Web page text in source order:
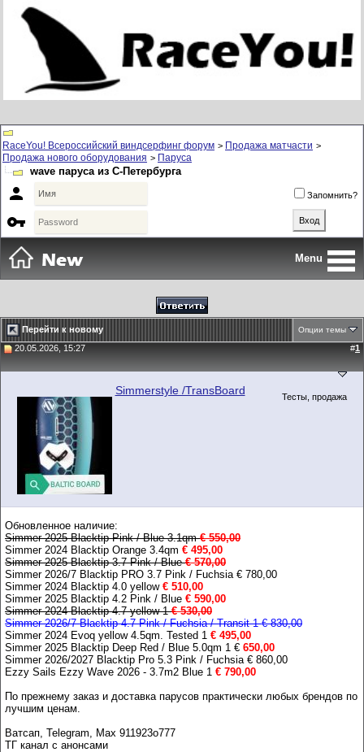
RaceYou! Всероссийский виндсерфинг форум > Продажа матчасти >
Продажа нового оборудования > Паруса
wave паруса из С-Петербурга
 Запомнить?

Menu
Перейти к новому Опции темы
20.05.2026, 15:27 #1
Simmerstyle /TransBoard Тесты, продажа
Обновленное наличие:
Simmer 2025 Blacktip Pink / Blue 3.1qm€ 550,00
Simmer 2024 Blacktip Orange 3.4qm € 495,00
Simmer 2025 Blacktip 3.7 Pink / Blue€ 570,00
Simmer 2026/7 Blacktip PRO 3.7 Pink / Fuchsia € 780,00
Simmer 2024 Blacktip 4.0 yellow € 510,00
Simmer 2025 Blacktip 4.2 Pink / Blue € 590,00
Simmer 2024 Blacktip 4.7 yellow 1€ 530,00
Simmer 2026/7 Blacktip 4.7 Pink / Fuchsia / Transit 1 € 830,00
Simmer 2024 Evoq yellow 4.5qm. Tested 1 € 495,00
Simmer 2025 Blacktip Deep Red / Blue 5.0qm 1 € 650,00
Simmer 2026/2027 Blacktip Pro 5.3 Pink / Fuchsia € 860,00
Ezzy Sails Ezzy Wave 2026 - 3.7m2 Blue 1 € 790,00
По прежнему заказ и доставка парусов практически любых брендов по
лучшим ценам.
Ватсап, Telegram, Max 911923о777
ТГ канал с анонсами